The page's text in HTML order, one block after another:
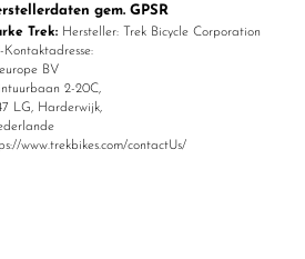
gem. GPSR
Trek: Hersteller: Trek Bicycle Corporation
Kontaktadresse:
BV
2-20C,
LG, Harderwijk,
www.trekbikes.com/contactUs/